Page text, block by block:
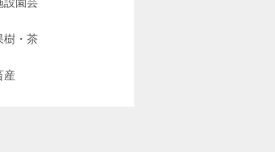
樹・茶
産